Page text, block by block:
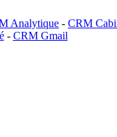
Analytique - CRM
- CRM Gmail